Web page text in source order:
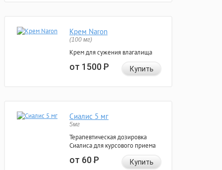
Крем Naron
(100 мг)
Крем для сужения влагалища
от 1500Р Купить
Сиалис 5 мг
5мг
Терапевтическая дозировка
Сиалиса для курсового приема
от 60Р Купить